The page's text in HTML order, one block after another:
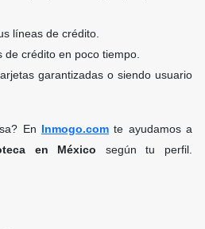
líneas de crédito.
crédito en poco tiempo.
garantizadas o siendo usuario
En Inmogo.com te ayudamos a
en México según tu perfil.